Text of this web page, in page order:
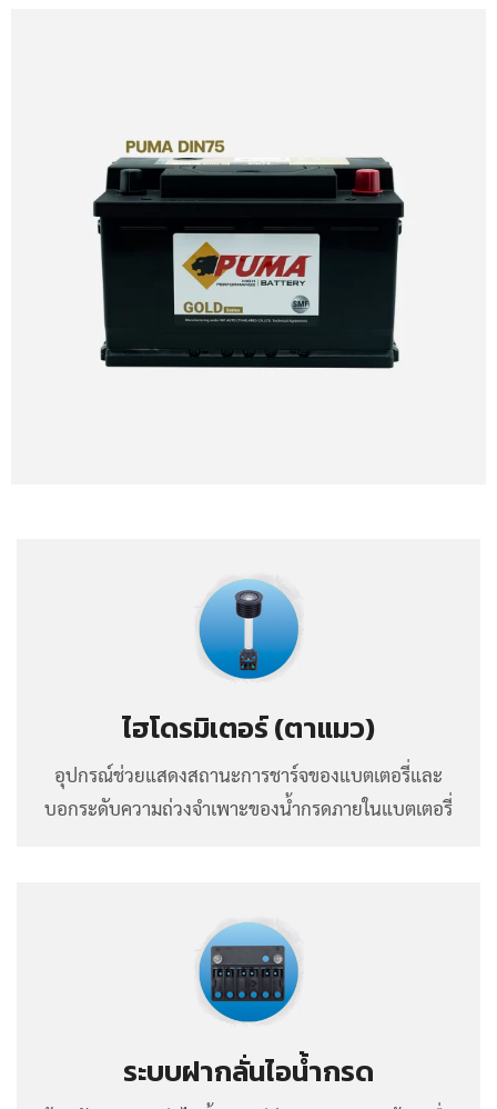
ไฮโดรมิเตอร์ (ตาแมว)
อุปกรณ์ช่วยแสดงสถานะการชาร์จของแบตเตอรี่และ
บอกระดับความถ่วงจำเพาะของน้ำกรดภายในแบตเตอรี่
ระบบฝากลั่นไอน้ำกรด